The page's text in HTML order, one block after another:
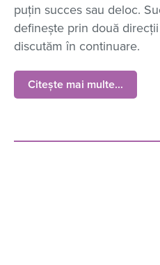
puțin succes sau deloc.
definește prin două
discutăm în continuare.
Citește mai multe...